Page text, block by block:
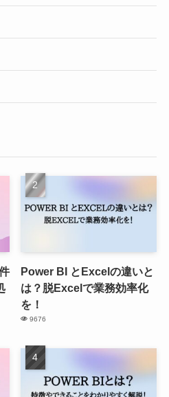
Power BI とExcelの違いと
は？脱Excelで業務効率化
を！
9676